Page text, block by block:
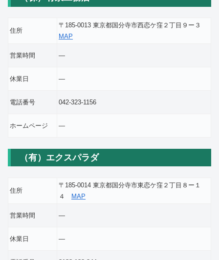
住所
〒185-0013 東京都国分寺市西恋ケ窪２丁目９ー３
MAP
営業時間 ―
休業日 ―
電話番号 042-323-1156
ホームページ ―
（有）エクスパラダ
住所
〒185-0014 東京都国分寺市東恋ケ窪２丁目８ー１
４ MAP
営業時間 ―
休業日 ―